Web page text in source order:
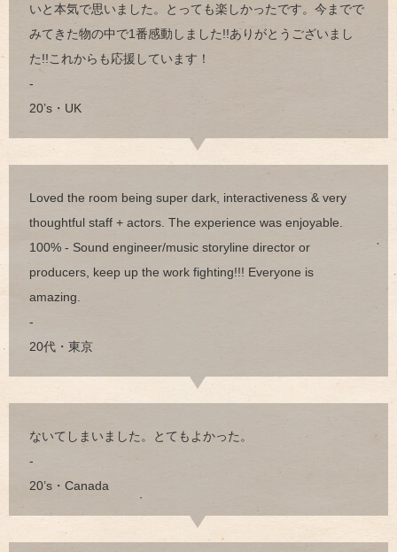
いと本気で思いました。とっても楽しかったです。今までで
みてきた物の中で1番感動しました!!ありがとうございまし
た!!これからも応援しています！
-
20’s・UK
Loved the room being super dark, interactiveness & very
thoughtful staff + actors. The experience was enjoyable.
100% - Sound engineer/music storyline director or
producers, keep up the work fighting!!! Everyone is
amazing.
-
20代・東京
ないてしまいました。とてもよかった。
-
20’s・Canada